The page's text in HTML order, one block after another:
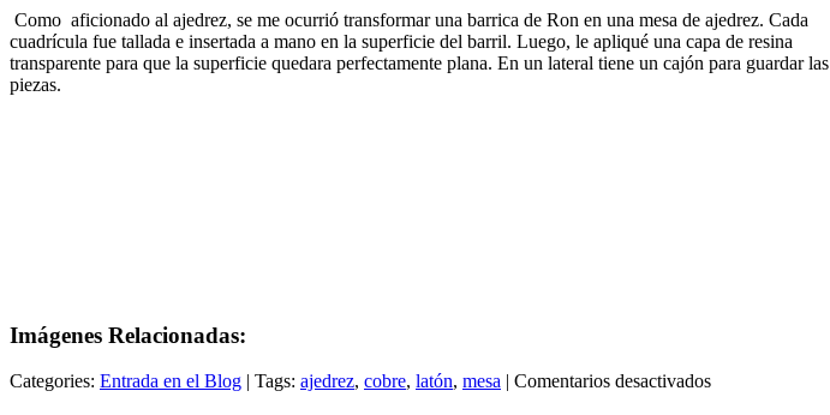
Como aficionado al ajedrez, se me ocurrió transformar una barrica de Ron en una mesa de ajedrez. Cada
cuadrícula fue tallada e insertada a mano en la superficie del barril. Luego, le apliqué una capa de resina
transparente para que la superficie quedara perfectamente plana. En un lateral tiene un cajón para guardar las
piezas.
Imágenes Relacionadas:
Categories: Entrada en el Blog | Tags: ajedrez, cobre, latón, mesa | Comentarios desactivadosen